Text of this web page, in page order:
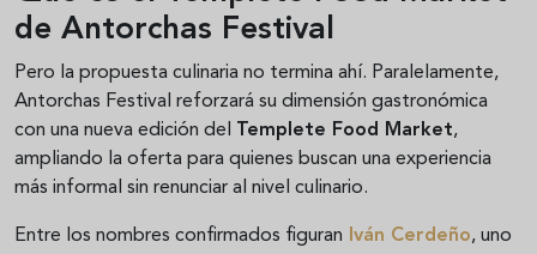
de Antorchas Festival
Pero la propuesta culinaria no termina ahí. Paralelamente,
Antorchas Festival reforzará su dimensión gastronómica
con una nueva edición del Templete Food Market,
ampliando la oferta para quienes buscan una experiencia
más informal sin renunciar al nivel culinario.
Entre los nombres confirmados figuran Iván Cerdeño, uno